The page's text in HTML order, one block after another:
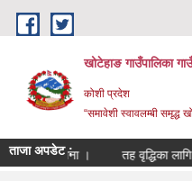
Skip to main content
खोटेहाङ गाउँपालिका
कोशी प्रदेश
“समावेशी स्वावलम्बी समृद्ध
ताजा अपडेट :
सूचना । तह वृद्धिका लागि